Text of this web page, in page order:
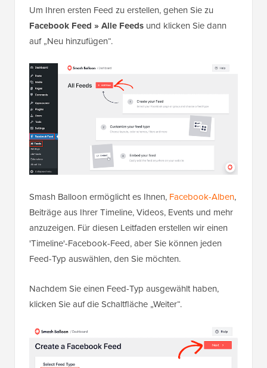
Um Ihren ersten Feed zu erstellen, gehen Sie zu
Facebook Feed » Alle Feeds und klicken Sie dann
auf „Neu hinzufügen“.
Smash Balloon ermöglicht es Ihnen, Facebook-Alben,
Beiträge aus Ihrer Timeline, Videos, Events und mehr
anzuzeigen. Für diesen Leitfaden erstellen wir einen
'Timeline'-Facebook-Feed, aber Sie können jeden
Feed-Typ auswählen, den Sie möchten.
Nachdem Sie einen Feed-Typ ausgewählt haben,
klicken Sie auf die Schaltfläche „Weiter“.